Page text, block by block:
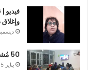
فيديو
ديسمبر 24, 2018
50 مُشرّدًا يَسْتَفيدُون من “عملية دفء” بخريبكة
يناير 5, 2019